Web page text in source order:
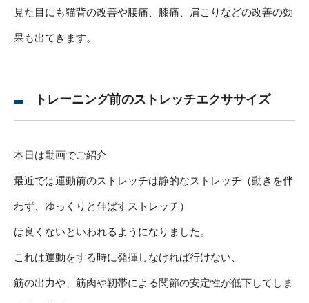
見た目にも猫背の改善や腰痛、膝痛、肩こりなどの改善の効
果も出てきます。
トレーニング前のストレッチエクササイズ
本日は動画でご紹介
最近では運動前のストレッチは静的なストレッチ（動きを伴
わず、ゆっくりと伸ばすストレッチ）
は良くないといわれるようになりました。
これは運動をする時に発揮しなければ行けない、
筋の出力や、筋肉や靭帯による関節の安定性が低下してしま